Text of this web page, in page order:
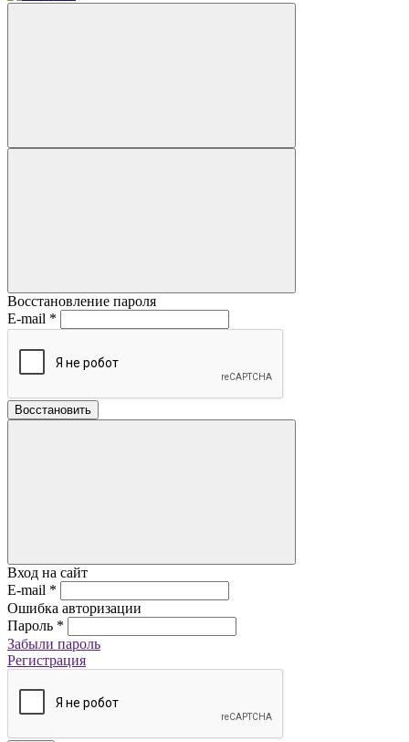
Восстановление пароля
E-mail *
Восстановить
Вход на сайт
E-mail *
Ошибка авторизации
Пароль *
Забыли пароль
Регистрация